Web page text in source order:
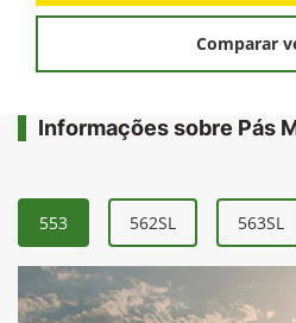
Comparar
Informações sobre Pás
553 562SL 563SL